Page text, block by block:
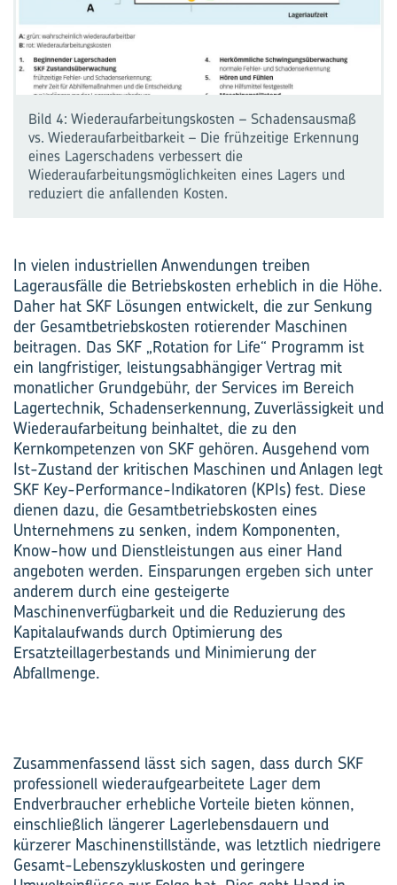
Bild 4: Wiederaufarbeitungskosten – Schadensausmaß
vs. Wiederaufarbeitbarkeit – Die frühzeitige Erkennung
eines Lagerschadens verbessert die
Wiederaufarbeitungsmöglichkeiten eines Lagers und
reduziert die anfallenden Kosten.
In vielen industriellen Anwendungen treiben
Lagerausfälle die Betriebskosten erheblich in die Höhe.
Daher hat SKF Lösungen entwickelt, die zur Senkung
der Gesamtbetriebskosten rotierender Maschinen
beitragen. Das SKF „Rotation for Life“ Programm ist
ein langfristiger, leistungsabhängiger Vertrag mit
monatlicher Grundgebühr, der Services im Bereich
Lagertechnik, Schadenserkennung, Zuverlässigkeit und
Wiederaufarbeitung beinhaltet, die zu den
Kernkompetenzen von SKF gehören. Ausgehend vom
Ist-Zustand der kritischen Maschinen und Anlagen legt
SKF Key-Performance-Indikatoren (KPIs) fest. Diese
dienen dazu, die Gesamtbetriebskosten eines
Unternehmens zu senken, indem Komponenten,
Know-how und Dienstleistungen aus einer Hand
angeboten werden. Einsparungen ergeben sich unter
anderem durch eine gesteigerte
Maschinenverfügbarkeit und die Reduzierung des
Kapitalaufwands durch Optimierung des
Ersatzteillagerbestands und Minimierung der
Abfallmenge.
Zusammenfassend lässt sich sagen, dass durch SKF
professionell wiederaufgearbeitete Lager dem
Endverbraucher erhebliche Vorteile bieten können,
einschließlich längerer Lagerlebensdauern und
kürzerer Maschinenstillstände, was letztlich niedrigere
Gesamt-Lebenszykluskosten und geringere